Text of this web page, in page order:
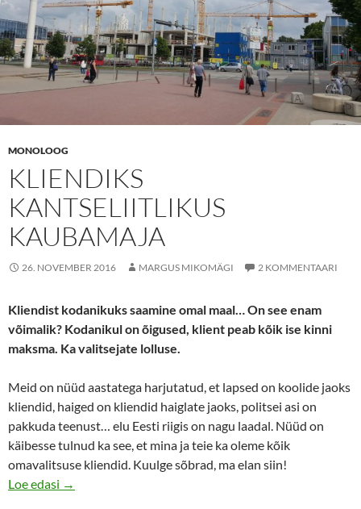
MONOLOOG
KLIENDIKS
KANTSELIITLIKUS
KAUBAMAJA
26. NOVEMBER 2016 MARGUS MIKOMÄGI 2 KOMMENTAARI
Kliendist kodanikuks saamine omal maal… On see enam
võimalik? Kodanikul on õigused, klient peab kõik ise kinni
maksma. Ka valitsejate lolluse.
Meid on nüüd aastatega harjutatud, et lapsed on koolide jaoks
kliendid, haiged on kliendid haiglate jaoks, politsei asi on
pakkuda teenust… elu Eesti riigis on nagu laadal. Nüüd on
käibesse tulnud ka see, et mina ja teie ka oleme kõik
omavalitsuse kliendid. Kuulge sõbrad, ma elan siin!
Loe edasi Kliendiks kantseliitlikus kaubamaja
→